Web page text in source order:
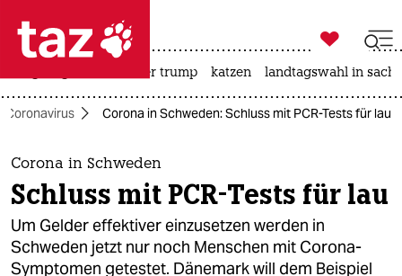
 taz zahl ich
taz zahl ich
themen
politik
öko

taz zahl ich
usa unter trump katzen landtagswahl in
Coronavirus Corona in Schweden: Schluss mit PCR-Tests für lau
Corona in Schweden
Schluss mit PCR-Tests für lau
Um Gelder effektiver einzusetzen werden in
Schweden jetzt nur noch Menschen mit Corona-
Symptomen getestet. Dänemark will dem Beispiel